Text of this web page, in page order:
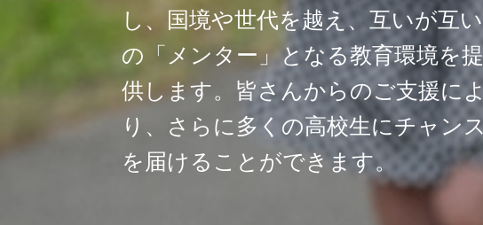
し、国境や世代を越え、互いが互い
の「メンター」となる教育環境を提
供します。皆さんからのご支援によ
り、さらに多くの高校生にチャンス
を届けることができます。